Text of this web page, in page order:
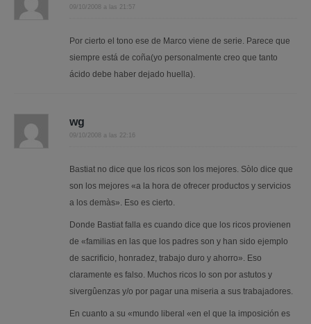
09/10/2008 a las 21:57
Por cierto el tono ese de Marco viene de serie. Parece que
siempre está de coña(yo personalmente creo que tanto
ácido debe haber dejado huella).
wg
09/10/2008 a las 22:16
Bastiat no dice que los ricos son los mejores. Sòlo dice que
son los mejores «a la hora de ofrecer productos y servicios
a los demàs». Eso es cierto.
Donde Bastiat falla es cuando dice que los ricos provienen
de «familias en las que los padres son y han sido ejemplo
de sacrificio, honradez, trabajo duro y ahorro». Eso
claramente es falso. Muchos ricos lo son por astutos y
sivergûenzas y/o por pagar una miseria a sus trabajadores.
En cuanto a su «mundo liberal «en el que la imposición es